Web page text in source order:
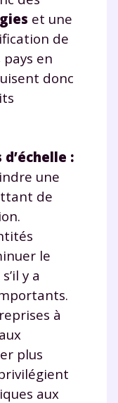
et une
de
en
donc
:
une
de
le
y a
à
plus
aux
pour
du CP à
disponibles
ou
e-mail. En
ce que vos
par SEJER, sous
vous donner
24h. Pour en
personnelles et
et des
de